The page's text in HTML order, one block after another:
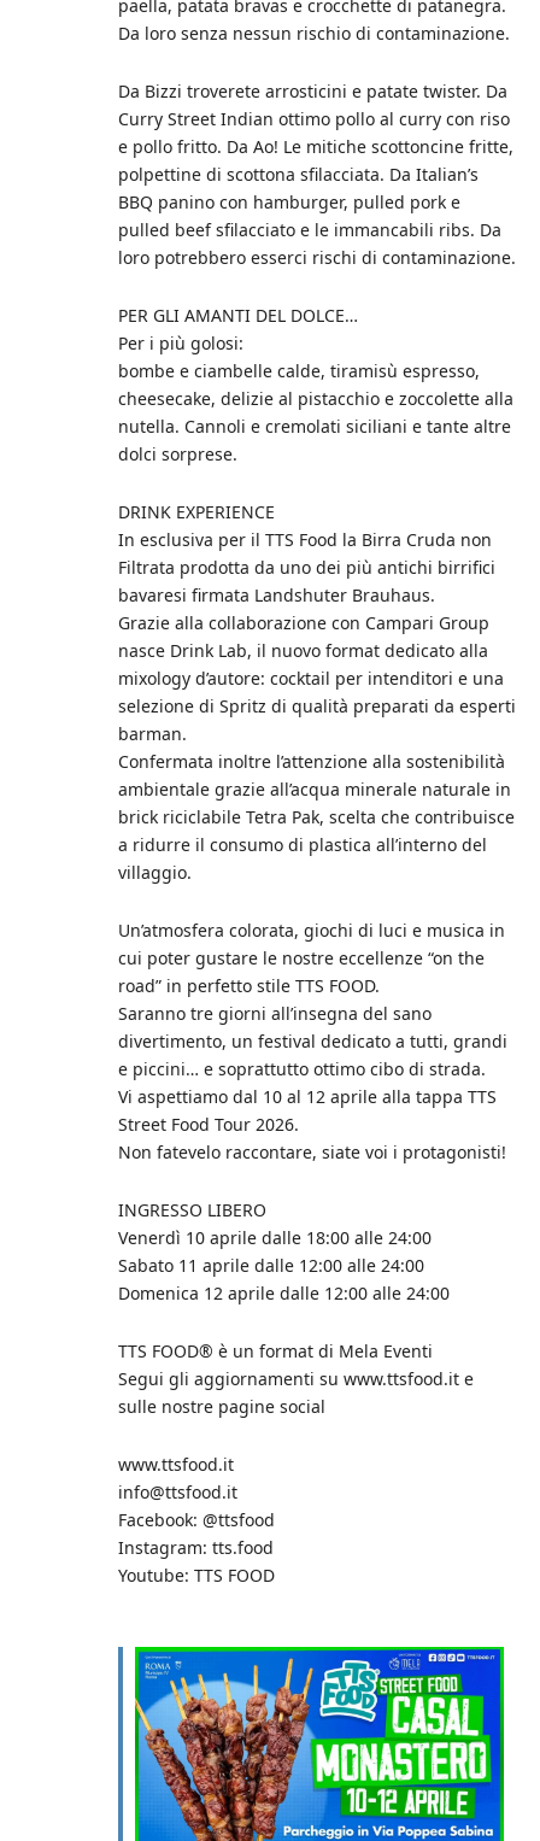
paella, patata bravas e crocchette di patanegra.
Da loro senza nessun rischio di contaminazione.
Da Bizzi troverete arrosticini e patate twister. Da
Curry Street Indian ottimo pollo al curry con riso
e pollo fritto. Da Ao! Le mitiche scottoncine fritte,
polpettine di scottona sfilacciata. Da Italian’s
BBQ panino con hamburger, pulled pork e
pulled beef sfilacciato e le immancabili ribs. Da
loro potrebbero esserci rischi di contaminazione.
PER GLI AMANTI DEL DOLCE…
Per i più golosi:
bombe e ciambelle calde, tiramisù espresso,
cheesecake, delizie al pistacchio e zoccolette alla
nutella. Cannoli e cremolati siciliani e tante altre
dolci sorprese.
DRINK EXPERIENCE
In esclusiva per il TTS Food la Birra Cruda non
Filtrata prodotta da uno dei più antichi birrifici
bavaresi firmata Landshuter Brauhaus.
Grazie alla collaborazione con Campari Group
nasce Drink Lab, il nuovo format dedicato alla
mixology d’autore: cocktail per intenditori e una
selezione di Spritz di qualità preparati da esperti
barman.
Confermata inoltre l’attenzione alla sostenibilità
ambientale grazie all’acqua minerale naturale in
brick riciclabile Tetra Pak, scelta che contribuisce
a ridurre il consumo di plastica all’interno del
villaggio.
Un’atmosfera colorata, giochi di luci e musica in
cui poter gustare le nostre eccellenze “on the
road” in perfetto stile TTS FOOD.
Saranno tre giorni all’insegna del sano
divertimento, un festival dedicato a tutti, grandi
e piccini… e soprattutto ottimo cibo di strada.
Vi aspettiamo dal 10 al 12 aprile alla tappa TTS
Street Food Tour 2026.
Non fatevelo raccontare, siate voi i protagonisti!
INGRESSO LIBERO
Venerdì 10 aprile dalle 18:00 alle 24:00
Sabato 11 aprile dalle 12:00 alle 24:00
Domenica 12 aprile dalle 12:00 alle 24:00
TTS FOOD®️ è un format di Mela Eventi
Segui gli aggiornamenti su www.ttsfood.it e
sulle nostre pagine social
www.ttsfood.it
info@ttsfood.it
Facebook: @ttsfood
Instagram: tts.food
Youtube: TTS FOOD